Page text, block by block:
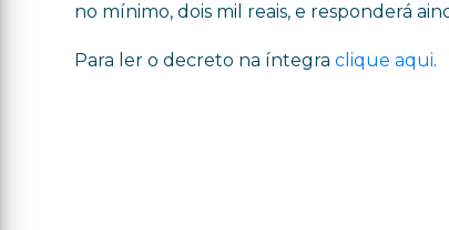
no mínimo, dois mil reais, e responderá
Para ler o decreto na íntegraclique aqui.